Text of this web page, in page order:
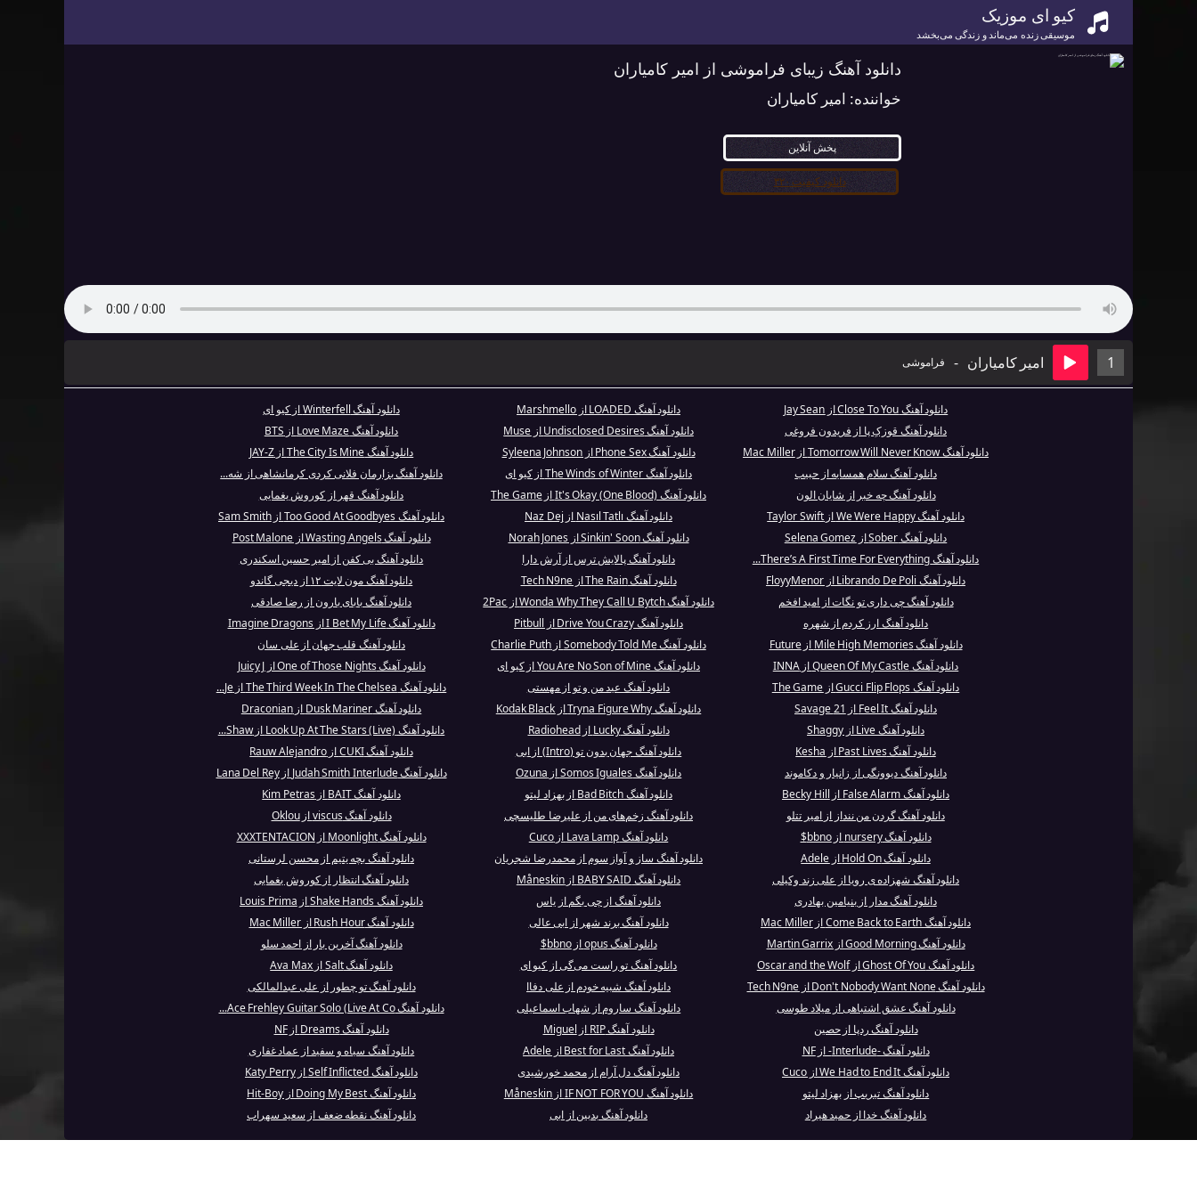
کیو ای موزیک
موسیقی زنده می‌ماند و زندگی می‌بخشد
دانلود آهنگ زیبای فراموشی از امیر کامیاران
خواننده: امیر کامیاران
پخش آنلاین
دانلود کیفیت ۳۲۰
1 امیر کامیاران - فراموشی
دانلود آهنگ Close To You از Jay Sean دانلود آهنگ LOADED از Marshmello
دانلود آهنگ Winterfell از کیو ای
دانلود آهنگ قوزکِ پا از فریدون فروغی
دانلود آهنگ Undisclosed Desires از Muse
دانلود آهنگ Love Maze از BTS
دانلود آهنگ Tomorrow Will Never Know از Mac Miller
دانلود آهنگ Phone Sex از Syleena Johnson
دانلود آهنگ The City Is Mine از JAY-Z
دانلود آهنگ سلام همسایه از حبیب
دانلود آهنگ The Winds of Winter از کیو ای
دانلود آهنگ بز‌ارمان فلانی کردی کرمانشاهی از شه...
دانلود آهنگ چه خبر از شایان الون
دانلود آهنگ It's Okay (One Blood) از The Game
دانلود آهنگ قهر از کوروش یغمایی
دانلود آهنگ We Were Happy از Taylor Swift
دانلود آهنگ Nasıl Tatlı از Naz Dej
دانلود آهنگ Too Good At Goodbyes از Sam Smith
دانلود آهنگ Sober از Selena Gomez
دانلود آهنگ Sinkin' Soon از Norah Jones
دانلود آهنگ Wasting Angels از Post Malone
دانلود آهنگ There’s A First Time For Everything...
دانلود آهنگ پالایش ترس از آرش دارا
دانلود آهنگ بی کفن از امیر حسین اسکندری
دانلود آهنگ Librando De Poli از FloyyMenor
دانلود آهنگ The Rain از Tech N9ne
دانلود آهنگ مون لایت ۱۲ از دیجی گاندو
دانلود آهنگ چی داری تو نگات از امید افخم
دانلود آهنگ Wonda Why They Call U Bytch از 2Pac
دانلود آهنگ بابای بارون از رضا صادقی
دانلود آهنگ ارز کردم از شهره
دانلود آهنگ Drive You Crazy از Pitbull
دانلود آهنگ I Bet My Life از Imagine Dragons
دانلود آهنگ Mile High Memories از Future
دانلود آهنگ Somebody Told Me از Charlie Puth
دانلود آهنگ قلب جهان از علی سان
دانلود آهنگ Queen Of My Castle از INNA
دانلود آهنگ You Are No Son of Mine از کیو ای
دانلود آهنگ One of Those Nights از Juicy J
دانلود آهنگ Gucci Flip Flops از The Game
دانلود آهنگ عید من و تو از مهستی
دانلود آهنگ The Third Week In The Chelsea از Je...
دانلود آهنگ Feel It از 21 Savage
دانلود آهنگ Tryna Figure Why از Kodak Black
دانلود آهنگ Dusk Mariner از Draconian
دانلود آهنگ Live از Shaggy
دانلود آهنگ Lucky از Radiohead
دانلود آهنگ Look Up At The Stars (Live) از Shaw...
دانلود آهنگ Past Lives از Kesha
دانلود آهنگ جهان بدون تو (Intro) از ابی
دانلود آهنگ CUKI از Rauw Alejandro
دانلود آهنگ دیوونگی از زانیار و دکاموند
دانلود آهنگ Somos Iguales از Ozuna
دانلود آهنگ Judah Smith Interlude از Lana Del Rey
دانلود آهنگ False Alarm از Becky Hill
دانلود آهنگ Bad Bitch از بهزاد لیتو
دانلود آهنگ BAIT از Kim Petras
دانلود آهنگ گردن من ننداز از امیر تتلو
دانلود آهنگ زخم‌های من از علیرضا طلیسچی
دانلود آهنگ viscus از Oklou
دانلود آهنگ nursery از bbno$
دانلود آهنگ Lava Lamp از Cuco
دانلود آهنگ Moonlight از XXXTENTACION
دانلود آهنگ Hold On از Adele
دانلود آهنگ ساز و آواز سوم از محمدرضا شجریان
دانلود آهنگ بچه یتیم از محسن لرستانی
دانلود آهنگ شهزاده ی رویا از علی زند وکیلی
دانلود آهنگ BABY SAID از Måneskin
دانلود آهنگ انتظار از کوروش یغمایی
دانلود آهنگ مدار از بنیامین بهادری
دانلود آهنگ از چی بگم از یاس
دانلود آهنگ Shake Hands از Louis Prima
دانلود آهنگ Come Back to Earth از Mac Miller
دانلود آهنگ برند شهر از ابی عالی
دانلود آهنگ Rush Hour از Mac Miller
دانلود آهنگ Good Morning از Martin Garrix
دانلود آهنگ opus از bbno$
دانلود آهنگ آخرین بار از احمد سلو
دانلود آهنگ Ghost Of You از Oscar and the Wolf
دانلود آهنگ تو راست می‌گی از کیو ای
دانلود آهنگ Salt از Ava Max
دانلود آهنگ Don't Nobody Want None از Tech N9ne
دانلود آهنگ شبیه خودم از علی دفاا
دانلود آهنگ تو چطور از علی عبدالمالکی
دانلود آهنگ عشق اشتباهی از میلاد طوسی
دانلود آهنگ ساروم از شهاب اسماعیلی
دانلود آهنگ Ace Frehley Guitar Solo (Live At Co...
دانلود آهنگ ردپا از حصین
دانلود آهنگ RIP از Miguel
دانلود آهنگ Dreams از NF
دانلود آهنگ -Interlude- از NF
دانلود آهنگ Best for Last از Adele
دانلود آهنگ سیاه و سفید از عماد غفاری
دانلود آهنگ We Had to End It از Cuco
دانلود آهنگ دل آرام از محمد خورشیدی
دانلود آهنگ Self Inflicted از Katy Perry
دانلود آهنگ تیریپ از بهزاد لیتو
دانلود آهنگ IF NOT FOR YOU از Måneskin
دانلود آهنگ Doing My Best از Hit-Boy
دانلود آهنگ خدا از حمید هیراد
دانلود آهنگ بدبین از ابی دانلود آهنگ نقطه ضعف از سعید سهراب